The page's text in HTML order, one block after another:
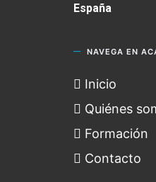
España
NAVEGA EN
Inicio
Quiénes
Formación
Contacto